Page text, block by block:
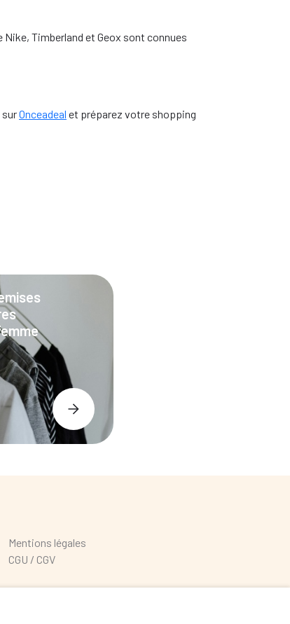
Timberland et Geox sont connues
Onceadeal et préparez votre shopping
Mentions légales
CGU / CGV